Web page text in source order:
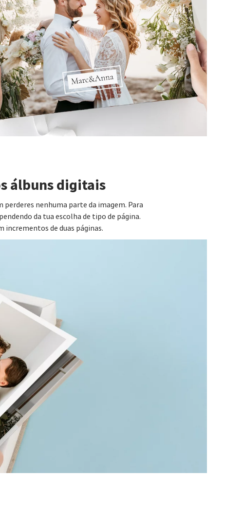
álbuns digitais
nenhuma parte da imagem. Para
da tua escolha de tipo de página.
de duas páginas.